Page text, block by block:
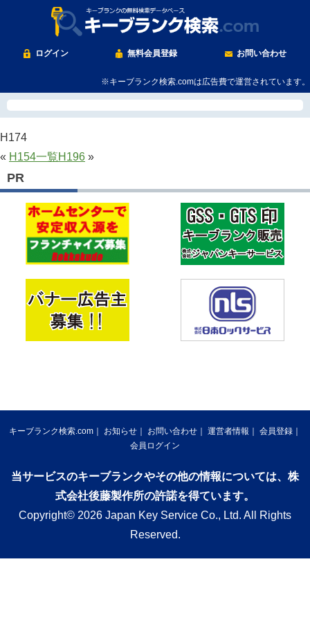
ログイン 無料会員登録 お問い合わせ
※キーブランク検索.comは広告費で運営されています。
H174
« H154一覧H196 »
PR
キーブランク検索.com お知らせ お問い合わせ 運営者情報
会員登録
会員ログイン
当サービスのキーブランクやその他の情報については、株
式会社後藤製作所の許諾を得ています。
Copyright© 2026 Japan Key Service Co., Ltd. All Rights
Reserved.